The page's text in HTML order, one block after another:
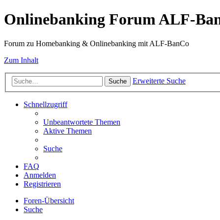
Onlinebanking Forum ALF-
Forum zu Homebanking & Onlinebanking mit ALF-BanCo
Zum Inhalt
Suche Erweiterte Suche
Schnellzugriff
Unbeantwortete Themen
Aktive Themen
Suche
FAQ
Anmelden
Registrieren
Foren-Übersicht
Suche